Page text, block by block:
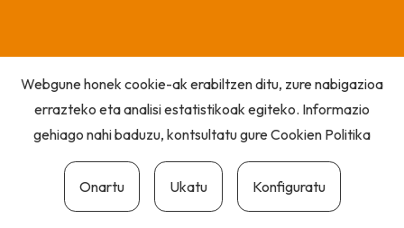
Webgune honek cookie-ak erabiltzen ditu, zure nabigazioa
errazteko eta analisi estatistikoak egiteko. Informazio
gehiago nahi baduzu, kontsultatu gureCookien Politika
Onartu Ukatu Konfiguratu